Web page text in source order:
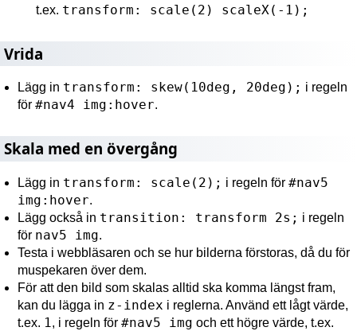
t.ex. transform: scale(2) scaleX(-1);
Vrida
Lägg in transform: skew(10deg, 20deg); i regeln
för#nav4 img:hover.
Skala med en övergång
Lägg in transform: scale(2); i regeln för#nav5
img:hover.
Lägg också in transition: transform 2s; i regeln
för nav5 img.
Testa i webbläsaren och se hur bilderna förstoras, då du för
muspekaren över dem.
För att den bild som skalas alltid ska komma längst fram,
kan du lägga in z-index i reglerna. Använd ett lågt värde,
t.ex. 1 , i regeln för#nav5 img och ett högre värde, t.ex.